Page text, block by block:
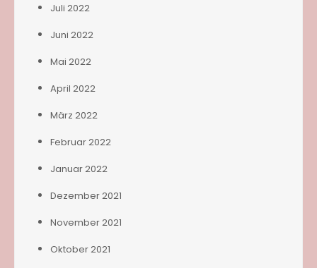
Juli 2022
Juni 2022
Mai 2022
April 2022
März 2022
Februar 2022
Januar 2022
Dezember 2021
November 2021
Oktober 2021